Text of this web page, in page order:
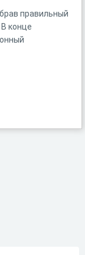
правильный
конце